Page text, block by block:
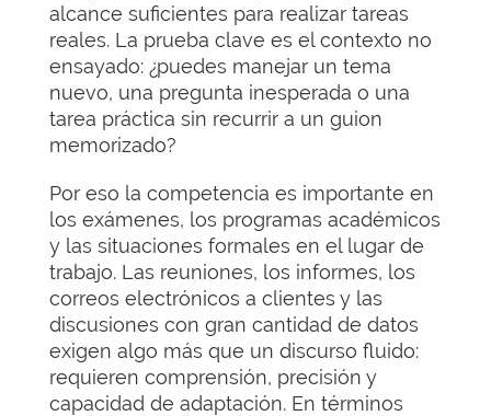
alcance suficientes para realizar tareas
reales. La prueba clave es el contexto no
ensayado: ¿puedes manejar un tema
nuevo, una pregunta inesperada o una
tarea práctica sin recurrir a un guion
memorizado?
Por eso la competencia es importante en
los exámenes, los programas académicos
y las situaciones formales en el lugar de
trabajo. Las reuniones, los informes, los
correos electrónicos a clientes y las
discusiones con gran cantidad de datos
exigen algo más que un discurso fluido:
requieren comprensión, precisión y
capacidad de adaptación. En términos